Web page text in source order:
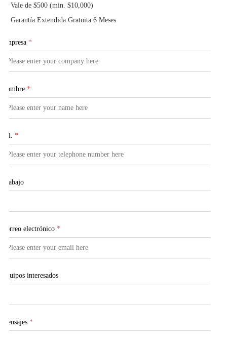
Vale de $500 (min. $10,000)
Garantía Extendida Gratuita 6 Meses
Empresa *
Nombre *
Tel. *
Trabajo
Correo electrónico *
Equipos interesados
Mensajes *